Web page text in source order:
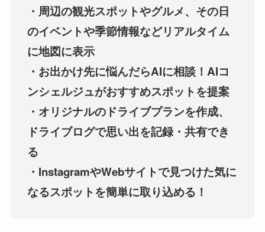
・周辺の観光スポットやグルメ、その日
のイベントや季節情報などリアルタイム
に地図に表示
・お出かけ先に悩んだらAIに相談！AIコ
ンシェルジュがおすすめスポットを提案
・オリジナルのドライブプランを作成、
ドライブログで思い出を記録・共有でき
る
・InstagramやWebサイトで見つけた気に
なるスポットを簡単に取り込める！